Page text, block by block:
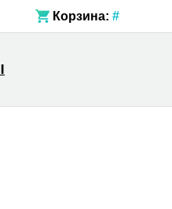
Корзина: #